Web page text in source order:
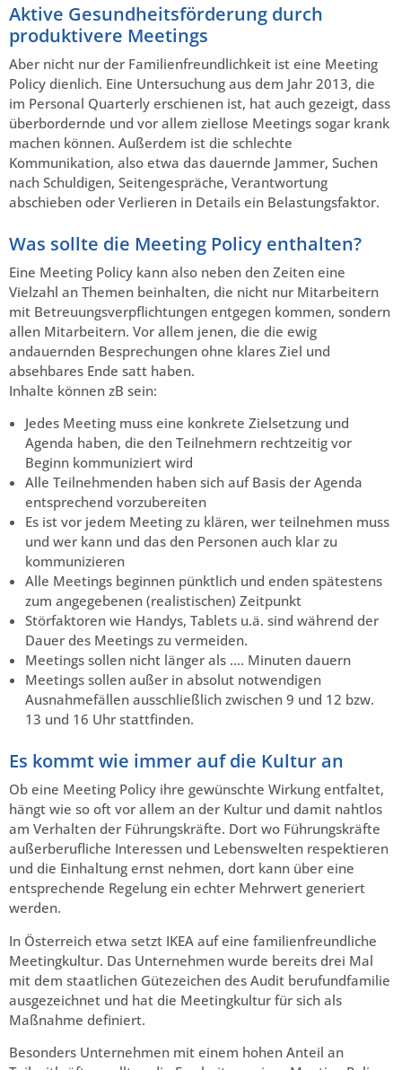
Aktive Gesundheitsförderung durch
produktivere Meetings
Aber nicht nur der Familienfreundlichkeit ist eine Meeting
Policy dienlich. Eine Untersuchung aus dem Jahr 2013, die
im Personal Quarterly erschienen ist, hat auch gezeigt, dass
überbordernde und vor allem ziellose Meetings sogar krank
machen können. Außerdem ist die schlechte
Kommunikation, also etwa das dauernde Jammer, Suchen
nach Schuldigen, Seitengespräche, Verantwortung
abschieben oder Verlieren in Details ein Belastungsfaktor.
Was sollte die Meeting Policy enthalten?
Eine Meeting Policy kann also neben den Zeiten eine
Vielzahl an Themen beinhalten, die nicht nur Mitarbeitern
mit Betreuungsverpflichtungen entgegen kommen, sondern
allen Mitarbeitern. Vor allem jenen, die die ewig
andauernden Besprechungen ohne klares Ziel und
absehbares Ende satt haben.
Inhalte können zB sein:
Jedes Meeting muss eine konkrete Zielsetzung und
Agenda haben, die den Teilnehmern rechtzeitig vor
Beginn kommuniziert wird
Alle Teilnehmenden haben sich auf Basis der Agenda
entsprechend vorzubereiten
Es ist vor jedem Meeting zu klären, wer teilnehmen muss
und wer kann und das den Personen auch klar zu
kommunizieren
Alle Meetings beginnen pünktlich und enden spätestens
zum angegebenen (realistischen) Zeitpunkt
Störfaktoren wie Handys, Tablets u.ä. sind während der
Dauer des Meetings zu vermeiden.
Meetings sollen nicht länger als …. Minuten dauern
Meetings sollen außer in absolut notwendigen
Ausnahmefällen ausschließlich zwischen 9 und 12 bzw.
13 und 16 Uhr stattfinden.
Es kommt wie immer auf die Kultur an
Ob eine Meeting Policy ihre gewünschte Wirkung entfaltet,
hängt wie so oft vor allem an der Kultur und damit nahtlos
am Verhalten der Führungskräfte. Dort wo Führungskräfte
außerberufliche Interessen und Lebenswelten respektieren
und die Einhaltung ernst nehmen, dort kann über eine
entsprechende Regelung ein echter Mehrwert generiert
werden.
In Österreich etwa setzt IKEA auf eine familienfreundliche
Meetingkultur. Das Unternehmen wurde bereits drei Mal
mit dem staatlichen Gütezeichen des Audit berufundfamilie
ausgezeichnet und hat die Meetingkultur für sich als
Maßnahme definiert.
Besonders Unternehmen mit einem hohen Anteil an